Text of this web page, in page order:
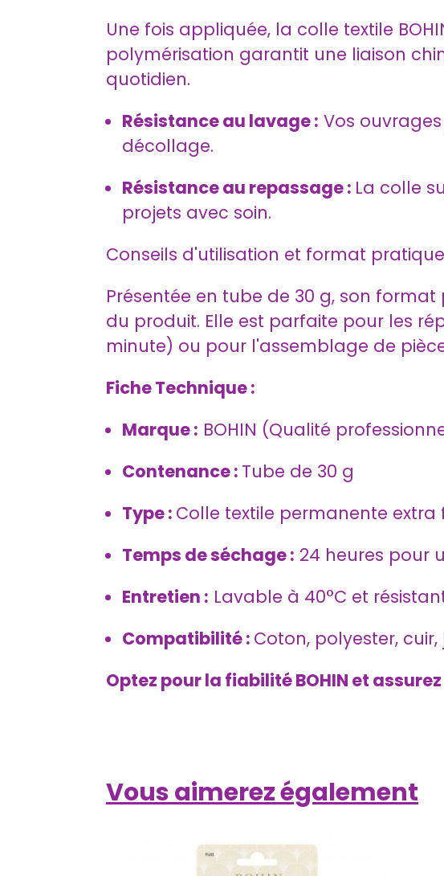
Une fois appliquée, la colle textile
polymérisation garantit une liaison
quotidien.
Résistance au lavage : Vos
décollage.
Résistance au repassage : La colle
projets avec soin.
Conseils d'utilisation et format pratique
Présentée en tube de 30 g, son
du produit. Elle est parfaite pour les
minute) ou pour l'assemblage de
Fiche Technique :
Marque : BOHIN (Qualité
Contenance : Tube de 30 g
Type : Colle textile permanente extra
Temps de séchage : 24 heures pour
Entretien : Lavable à 40°C et
Compatibilité : Coton, polyester,
Optez pour la fiabilité BOHIN et
Vous aimerez également